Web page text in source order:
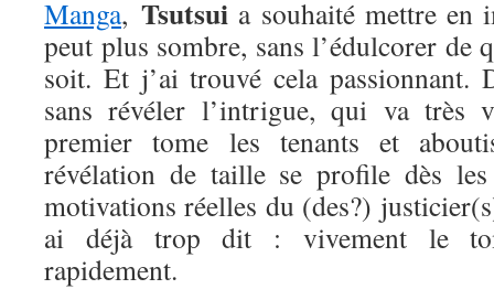
Manga,Tsutsui a souhaité mettre en
peut plus sombre, sans l’édulcorer de
soit. Et j’ai trouvé cela passionnant.
sans révéler l’intrigue, qui va très
premier tome les tenants et
révélation de taille se profile dès
motivations réelles du (des?)
ai déjà trop dit : vivement le
rapidement.